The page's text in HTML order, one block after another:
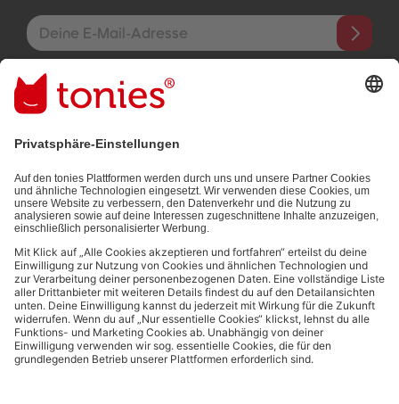
E-Mail-Addresse
Mit dem Absenden abonnierst du unseren E-Mail-Newsletter, der
auf den von dir bereitgestellten Informationen (z.B. Account-
informationen) und den von dir zu Werbezwecken bereitgestellten
Datenschutzbestimmungen.
Bezahlmethoden:
Links zu sozialen Netzwerken